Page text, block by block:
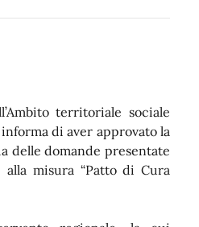
territoriale sociale
di aver approvato la
delle domande presentate
misura “Patto di Cura